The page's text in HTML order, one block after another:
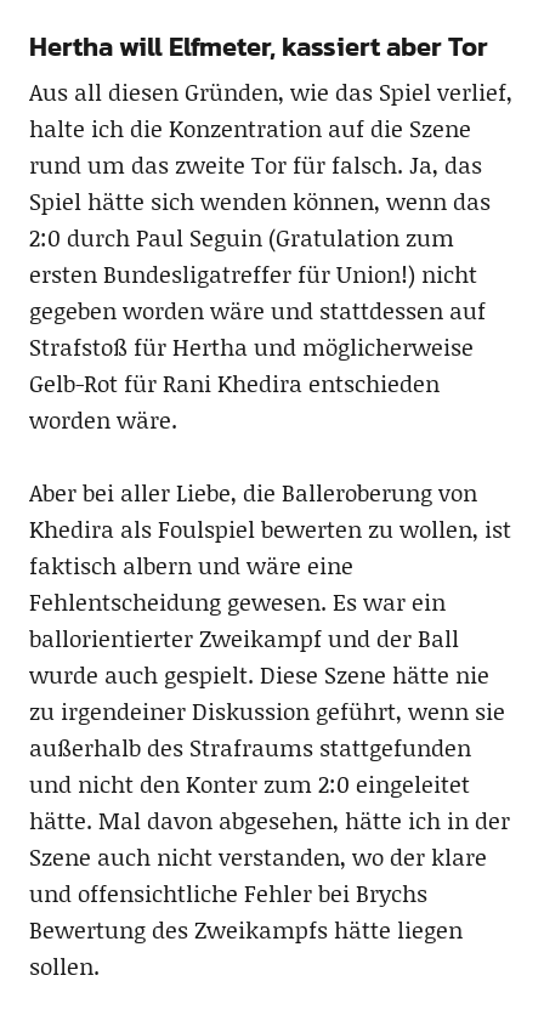
Hertha will Elfmeter, kassiert aber Tor
Aus all diesen Gründen, wie das Spiel verlief,
halte ich die Konzentration auf die Szene
rund um das zweite Tor für falsch. Ja, das
Spiel hätte sich wenden können, wenn das
2:0 durch Paul Seguin (Gratulation zum
ersten Bundesligatreffer für Union!) nicht
gegeben worden wäre und stattdessen auf
Strafstoß für Hertha und möglicherweise
Gelb-Rot für Rani Khedira entschieden
worden wäre.
Aber bei aller Liebe, die Balleroberung von
Khedira als Foulspiel bewerten zu wollen, ist
faktisch albern und wäre eine
Fehlentscheidung gewesen. Es war ein
ballorientierter Zweikampf und der Ball
wurde auch gespielt. Diese Szene hätte nie
zu irgendeiner Diskussion geführt, wenn sie
außerhalb des Strafraums stattgefunden
und nicht den Konter zum 2:0 eingeleitet
hätte. Mal davon abgesehen, hätte ich in der
Szene auch nicht verstanden, wo der klare
und offensichtliche Fehler bei Brychs
Bewertung des Zweikampfs hätte liegen
sollen.